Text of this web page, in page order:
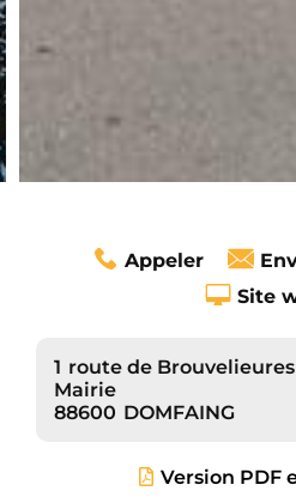
Appeler
Site
1 route de Brouvelieures
Mairie
88600 DOMFAING
Version PDF